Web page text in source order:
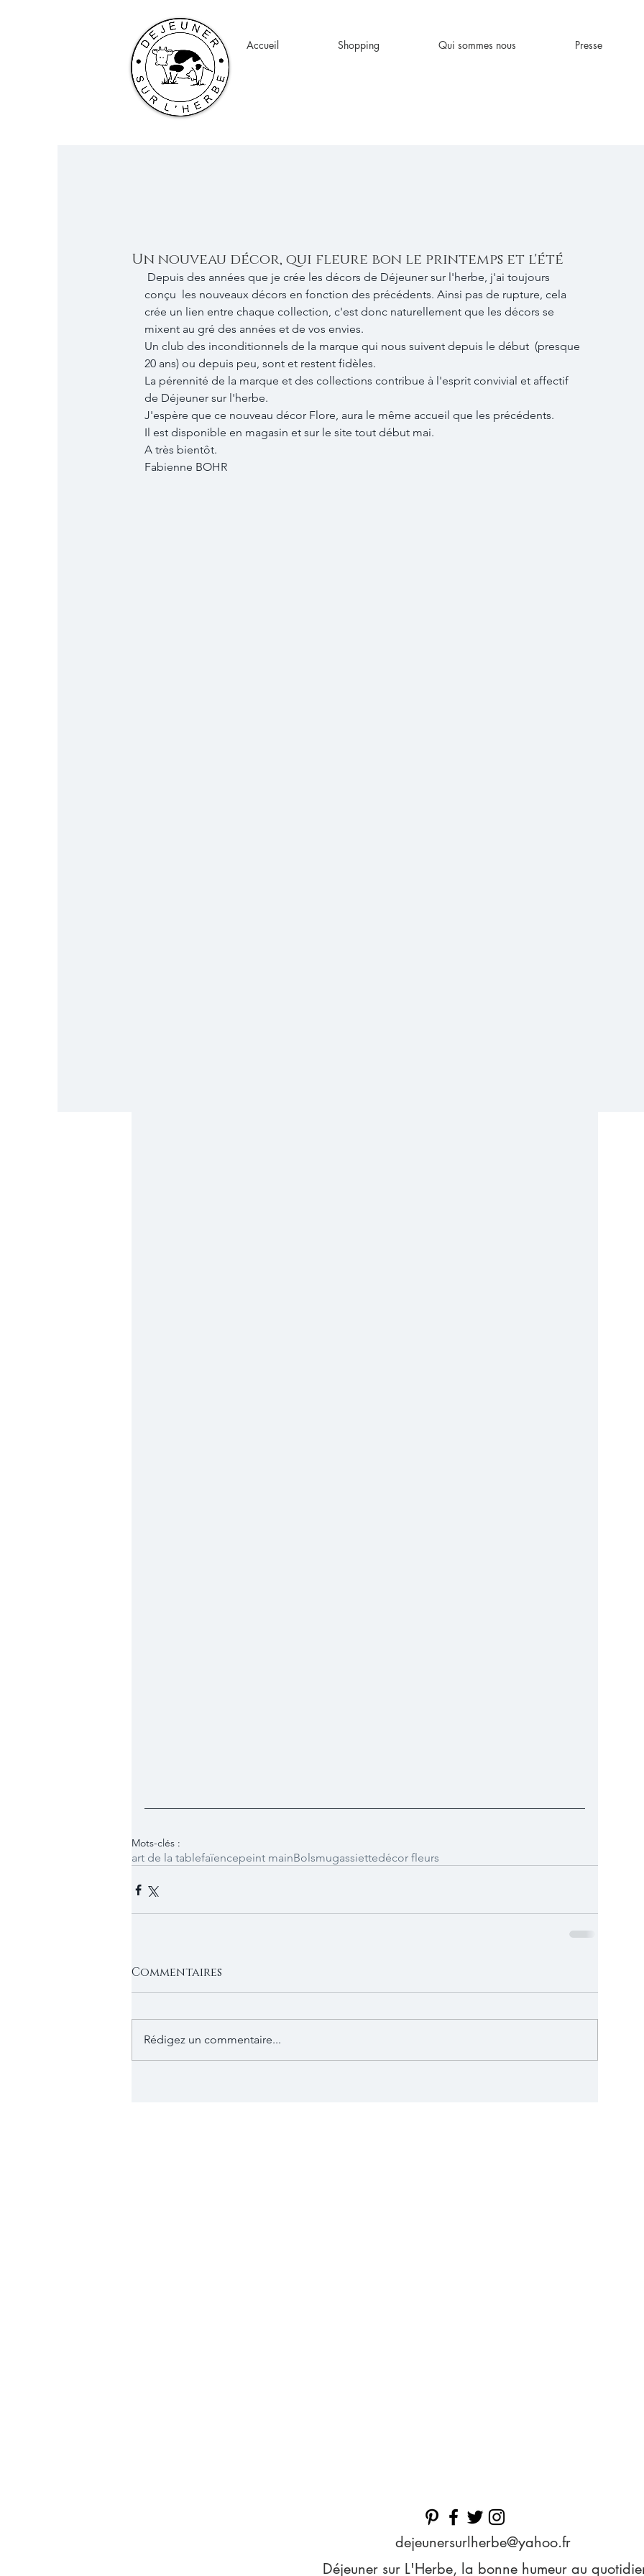
Accueil Shopping Qui sommes nous Presse
Un nouveau décor, qui fleure bon le printemps et l'été
conçu  les nouveaux décors en fonction des précédents. Ainsi pas de rupture, cela
crée un lien entre chaque collection, c'est donc naturellement que les décors se
mixent au gré des années et de vos envies.
Un club des inconditionnels de la marque qui nous suivent depuis le début  (presque
20 ans) ou depuis peu, sont et restent fidèles.
La pérennité de la marque et des collections contribue à l'esprit convivial et affectif
de Déjeuner sur l'herbe.
J'espère que ce nouveau décor Flore, aura le même accueil que les précédents.
Il est disponible en magasin et sur le site tout début mai.
A très bientôt.
Fabienne BOHR
Mots-clés :
art de la tablefaïencepeint mainBolsmugassiettedécor fleurs
Commentaires
Rédigez un commentaire...
dejeunersurlherbe@yahoo.fr
Déjeuner sur L'Herbe, la bonne humeur au